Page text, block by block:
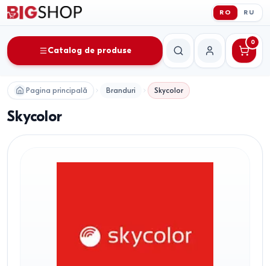
RO RU
Catalog de produse
CăutareContul meu
0
Pagina principală Branduri Skycolor
Skycolor